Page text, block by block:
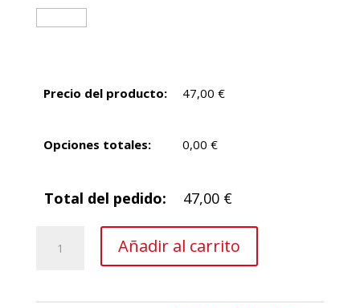
Precio del producto: 47,00 €
Opciones totales: 0,00 €
Total del pedido: 47,00 €
Añadir al carrito